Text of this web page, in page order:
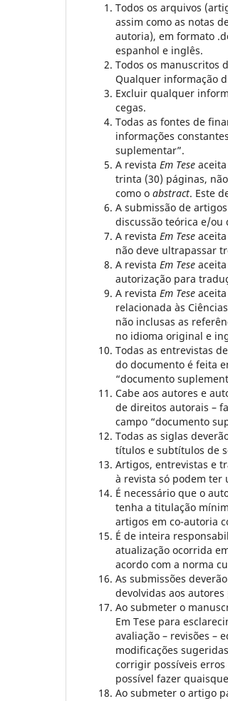
Todos os arquivos
assim como as notas
autoria), em formato
espanhol e inglês.
Todos os manuscritos
Qualquer informação
Excluir qualquer
cegas.
Todas as fontes de
informações
suplementar”.
A revista Em Tese
trinta (30) páginas,
como o abstract. Este
A submissão de
discussão teórica e/ou
A revista Em Tese
não deve ultrapassar
A revista Em Tese
autorização para
A revista Em Tese
relacionada às
não inclusas as
no idioma original e
Todas as entrevistas
do documento é feita
“documento
Cabe aos autores e
de direitos autorais –
campo “documento
Todas as siglas
títulos e subtítulos de
Artigos, entrevistas e
à revista só podem ter
É necessário que o
tenha a titulação
artigos em co-autoria
É de inteira
atualização ocorrida
acordo com a norma
As submissões
devolvidas aos
Ao submeter o
Em Tese para
avaliação – revisões –
modificações
corrigir possíveis erros
possível fazer
Ao submeter o artigo